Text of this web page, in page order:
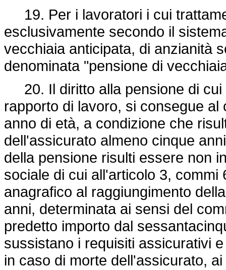
19. Per i lavoratori i cui
esclusivamente secondo il
vecchiaia anticipata, di anzianità
denominata "pensione di
20. Il diritto alla pensione di cui
rapporto di lavoro, si consegue
anno di età, a condizione che
dell'assicurato almeno cinque
della pensione risulti essere non
sociale di cui all'articolo 3,
anagrafico al raggiungimento
anni, determinata ai sensi del
predetto importo dal
sussistano i requisiti assicurativi
in caso di morte dell'assicurato,